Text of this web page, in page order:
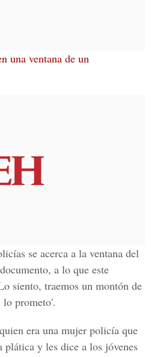
una ventana de un
se acerca a la ventana del
a lo que este
siento, traemos un montón de
lo prometo'.
era una mujer policía que
plática y les dice a los jóvenes